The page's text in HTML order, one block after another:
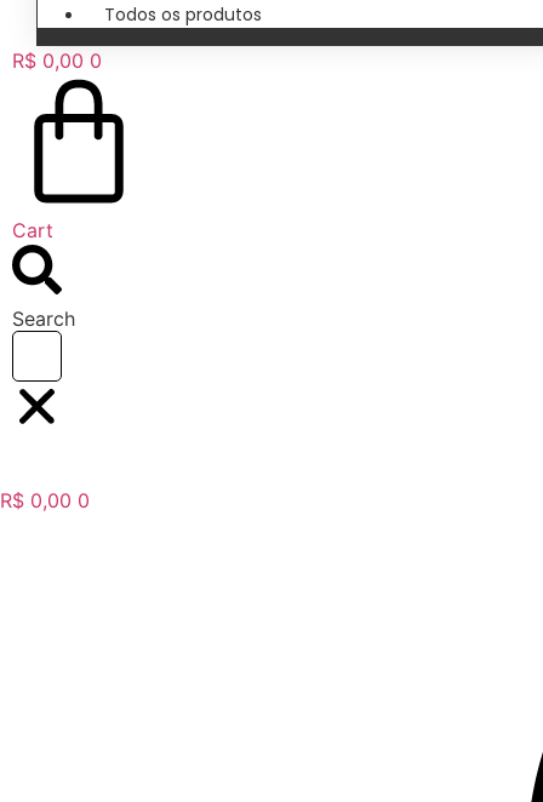
Todos os produtos
R$ 0,00 0
Cart
Search
R$ 0,00 0